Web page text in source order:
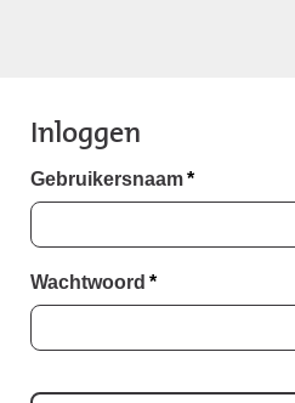
Inloggen
Gebruikersnaam*
Wachtwoord *